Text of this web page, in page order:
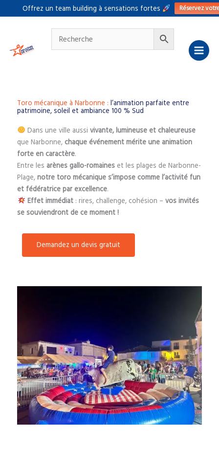
Offrez un team building à sensations fortes Réservez
au
Toro mécanique à Narbonne : l’animation parfaite entre
patrimoine, soleil et ambiance 100 % Sud
Dans une ville aussi vivante, lumineuse et chaleureuse
que Narbonne, chaque événement mérite une animation
forte en caractère.
Entre les arènes gallo-romaines et les plages de Narbonne-
Plage, notre toro mécanique s’impose comme l’activité fun
et fédératrice par excellence.
Effet immédiat: rires, challenge, cohésion – vos invités
se souviendront de ce moment !
Demandez un devis gratuit